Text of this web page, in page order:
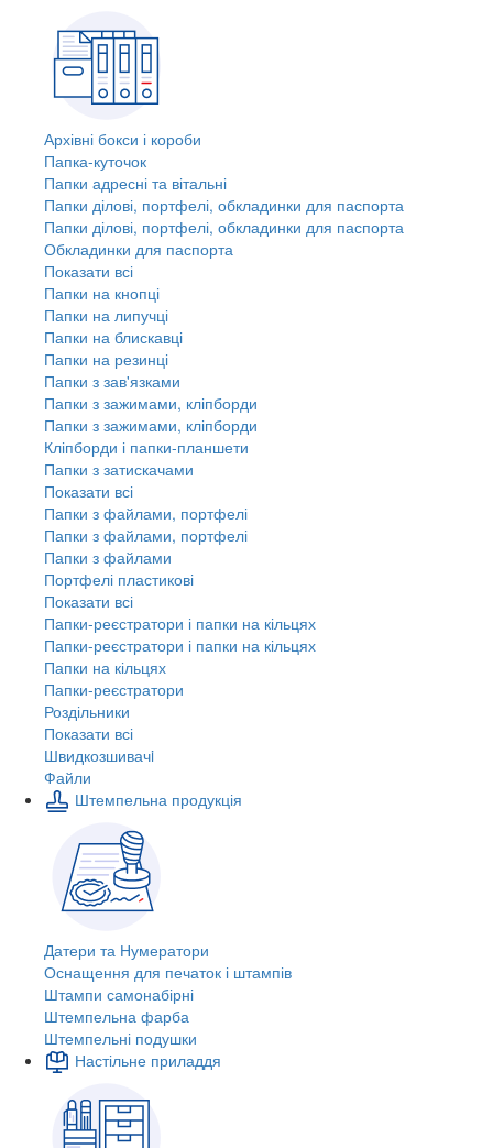
Архівні бокси і короби
Папка-куточок
Папки адресні та вітальні
Папки ділові, портфелі, обкладинки для паспорта
Папки ділові, портфелі, обкладинки для паспорта
Обкладинки для паспорта
Показати всі
Папки на кнопці
Папки на липучці
Папки на блискавці
Папки на резинці
Папки з зав'язками
Папки з зажимами, кліпборди
Папки з зажимами, кліпборди
Кліпборди і папки-планшети
Папки з затискачами
Показати всі
Папки з файлами, портфелі
Папки з файлами, портфелі
Папки з файлами
Портфелі пластикові
Показати всі
Папки-реєстратори і папки на кільцях
Папки-реєстратори і папки на кільцях
Папки на кільцях
Папки-реєстратори
Роздільники
Показати всі
Швидкозшивачi
Файли
Штемпельна продукція
Датери та Нумератори
Оснащення для печаток і штампів
Штампи самонабірні
Штемпельна фарба
Штемпельні подушки
Настільне приладдя